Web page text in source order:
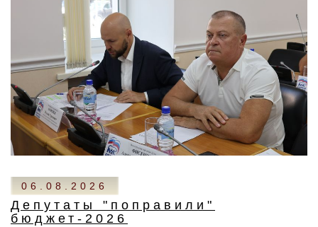
06.08.2026
Депутаты "поправили"
бюджет-2026